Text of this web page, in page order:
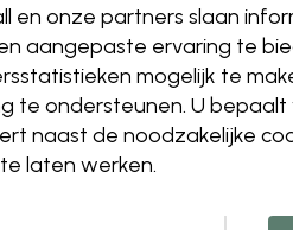
en onze partners slaan
aangepaste ervaring te
mogelijk te
te ondersteunen. U
naast de noodzakelijke
laten werken.